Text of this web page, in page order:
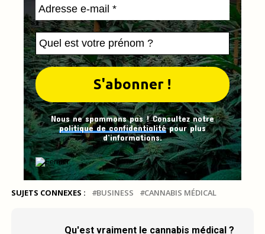
Nous ne spammons pas ! Consultez notre
politique de confidentialitépour plus
d’informations.
SUJETS CONNEXES : BUSINESS CANNABIS MÉDICAL
Qu'est vraiment le cannabis médical ?